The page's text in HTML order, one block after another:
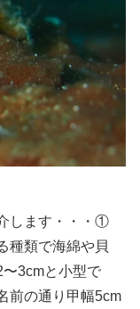
します・・・①
種類で海綿や貝
3cmと小型で
前の通り甲幅5cm